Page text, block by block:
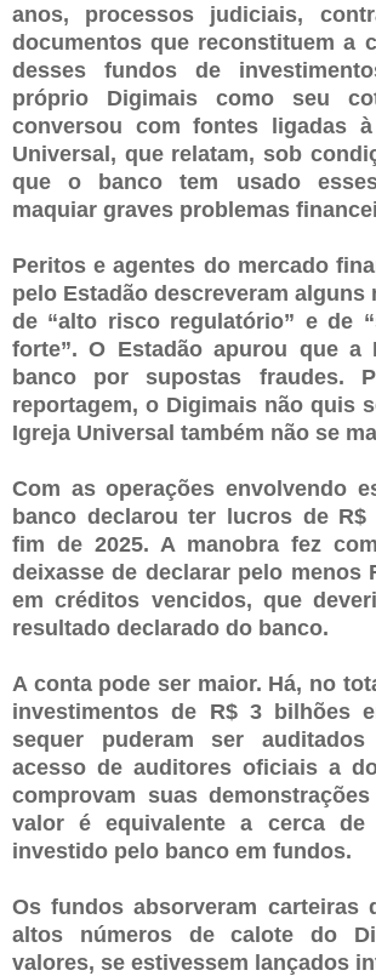
anos, processos judiciais,
documentos que reconstituem a
desses fundos de
próprio Digimais como seu
conversou com fontes ligadas
Universal, que relatam, sob
que o banco tem usado
maquiar graves problemas
Peritos e agentes do mercado
pelo Estadão descreveram alguns
de “alto risco regulatório” e de
forte”. O Estadão apurou que a
banco por supostas fraudes.
reportagem, o Digimais não quis
Igreja Universal também não se
Com as operações envolvendo
banco declarou ter lucros de
fim de 2025. A manobra fez
deixasse de declarar pelo menos
em créditos vencidos, que
resultado declarado do banco.
A conta pode ser maior. Há, no
investimentos de R$ 3 bilhões
sequer puderam ser
acesso de auditores oficiais a
comprovam suas
valor é equivalente a cerca de
investido pelo banco em fundos.
Os fundos absorveram carteiras
altos números de calote do
valores, se estivessem lançados